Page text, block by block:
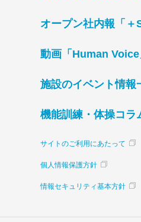
オープン社内報「＋
動画「Human Voice
施設のイベント情報
機能訓練・体操コラ
サイトのご利用にあたって
個人情報保護方針
情報セキュリティ基本方針